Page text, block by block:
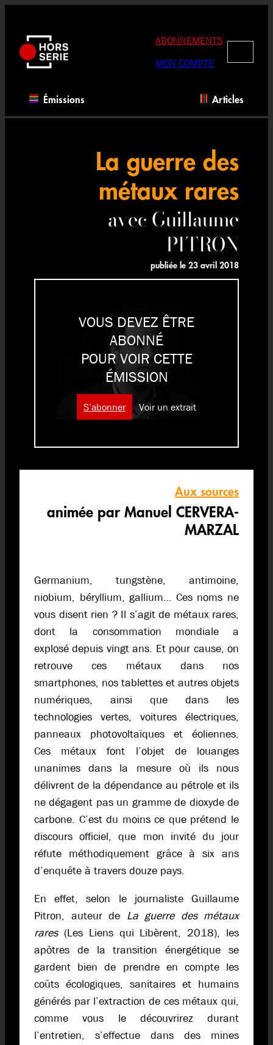
contenu
ABONNEMENTS
MON COMPTE
Émissions Articles
La guerre des
métaux rares
avec Guillaume
PITRON
publiée le 23 avril 2018
VOUS DEVEZ ÊTRE
ABONNÉ
POUR VOIR CETTE
ÉMISSION
S’abonner Voir un extrait
Aux sources
animée par Manuel CERVERA-
MARZAL
Germanium, tungstène, antimoine,
niobium, béryllium, gallium… Ces noms ne
vous disent rien ? Il s’agit de métaux rares,
dont la consommation mondiale a
explosé depuis vingt ans. Et pour cause, on
retrouve ces métaux dans nos
smartphones, nos tablettes et autres objets
numériques, ainsi que dans les
technologies vertes, voitures électriques,
panneaux photovoltaïques et éoliennes.
Ces métaux font l’objet de louanges
unanimes dans la mesure où ils nous
délivrent de la dépendance au pétrole et ils
ne dégagent pas un gramme de dioxyde de
carbone. C’est du moins ce que prétend le
discours officiel, que mon invité du jour
réfute méthodiquement grâce à six ans
d’enquête à travers douze pays.
En effet, selon le journaliste Guillaume
Pitron, auteur de La guerre des métaux
rares(Les Liens qui Libèrent, 2018), les
apôtres de la transition énergétique se
gardent bien de prendre en compte les
coûts écologiques, sanitaires et humains
générés par l’extraction de ces métaux qui,
comme vous le découvrirez durant
l’entretien, s’effectue dans des mines